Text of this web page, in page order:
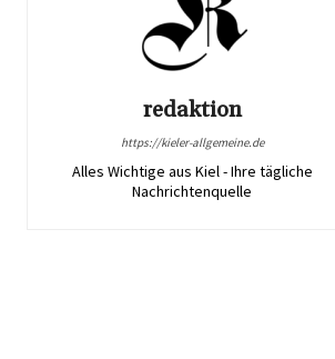
redaktion
https://kieler-allgemeine.de
Alles Wichtige aus Kiel - Ihre tägliche
Nachrichtenquelle